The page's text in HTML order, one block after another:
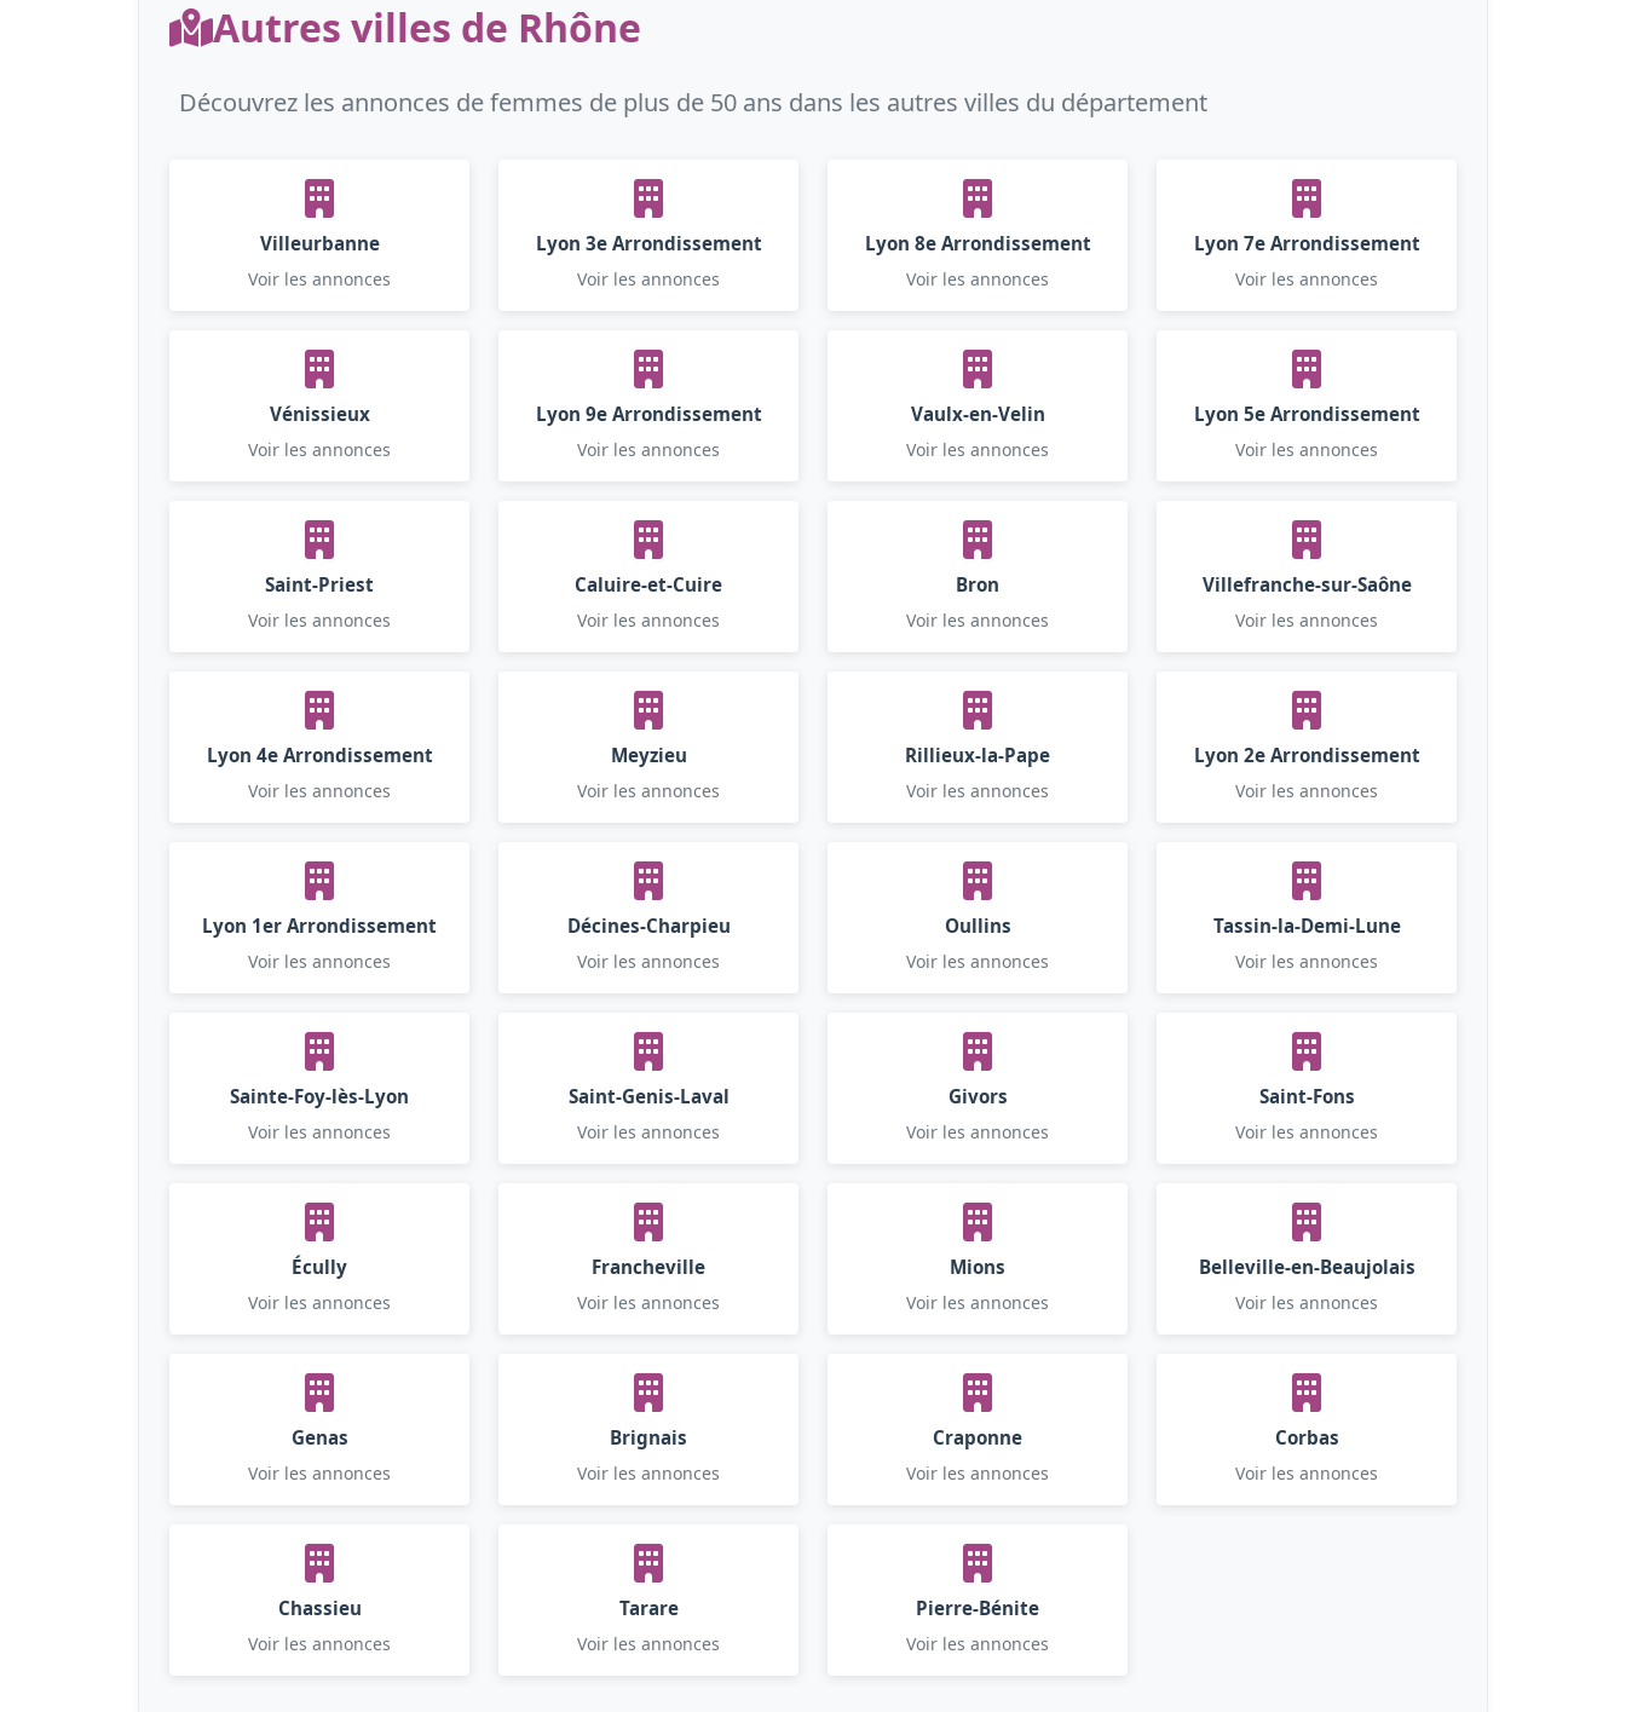
Autres villes de Rhône
Découvrez les annonces de femmes de plus de 50 ans dans les autres villes du département
Villeurbanne
Voir les annonces
Lyon 3e Arrondissement
Voir les annonces
Lyon 8e Arrondissement
Voir les annonces
Lyon 7e Arrondissement
Voir les annonces
Vénissieux
Voir les annonces
Lyon 9e Arrondissement
Voir les annonces
Vaulx-en-Velin
Voir les annonces
Lyon 5e Arrondissement
Voir les annonces
Saint-Priest
Voir les annonces
Caluire-et-Cuire
Voir les annonces
Bron
Voir les annonces
Villefranche-sur-Saône
Voir les annonces
Lyon 4e Arrondissement
Voir les annonces
Meyzieu
Voir les annonces
Rillieux-la-Pape
Voir les annonces
Lyon 2e Arrondissement
Voir les annonces
Lyon 1er Arrondissement
Voir les annonces
Décines-Charpieu
Voir les annonces
Oullins
Voir les annonces
Tassin-la-Demi-Lune
Voir les annonces
Sainte-Foy-lès-Lyon
Voir les annonces
Saint-Genis-Laval
Voir les annonces
Givors
Voir les annonces
Saint-Fons
Voir les annonces
Écully
Voir les annonces
Francheville
Voir les annonces
Mions
Voir les annonces
Belleville-en-Beaujolais
Voir les annonces
Genas
Voir les annonces
Brignais
Voir les annonces
Craponne
Voir les annonces
Corbas
Voir les annonces
Chassieu
Voir les annonces
Tarare
Voir les annonces
Pierre-Bénite
Voir les annonces